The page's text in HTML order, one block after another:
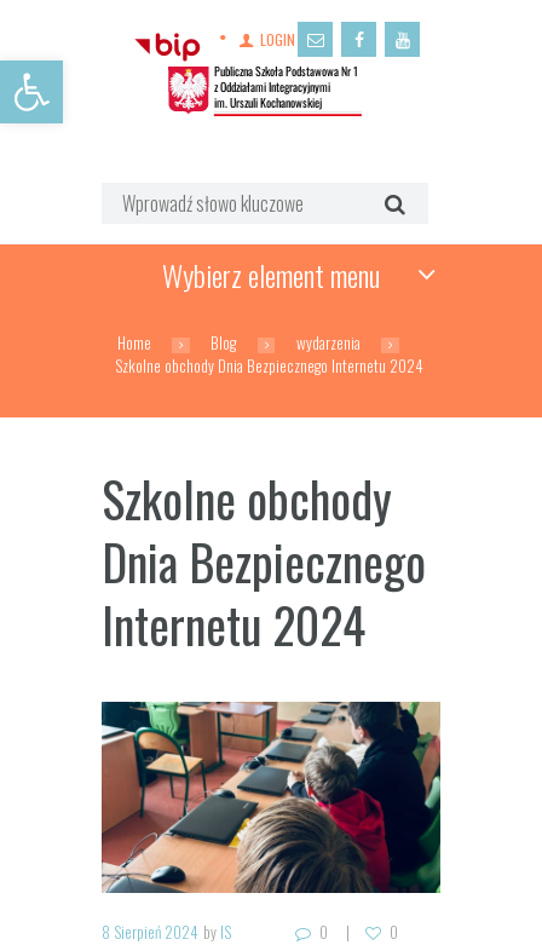
Open toolbar
LOGIN
Wybierz element menu
Home Blog
wydarzenia
Szkolne obchody Dnia Bezpiecznego Internetu 2024
Szkolne obchody
Dnia Bezpiecznego
Internetu 2024
8 Sierpień 2024 by IS 0 0